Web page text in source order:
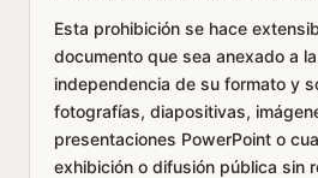
Esta prohibición se hace
documento que sea anexado a
independencia de su formato y
fotografías, diapositivas,
presentaciones PowerPoint o
exhibición o difusión pública sin